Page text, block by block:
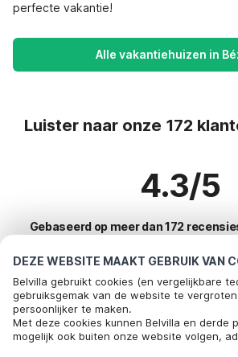
DEZE WEBSITE MAAKT GEBRUIK VAN
Belvilla gebruikt cookies (en vergelijkbare
gebruiksgemak van de website te
persoonlijker te maken.
Met deze cookies kunnen Belvilla en derde
mogelijk ook buiten onze website volgen,
perfecte vakantie!
Alle vakantiehuizen in
Luister naar onze 172
4.3/5
Gebaseerd op meer dan 172
Meest populaire
vakantie
Top steden met top voorzieningen voor